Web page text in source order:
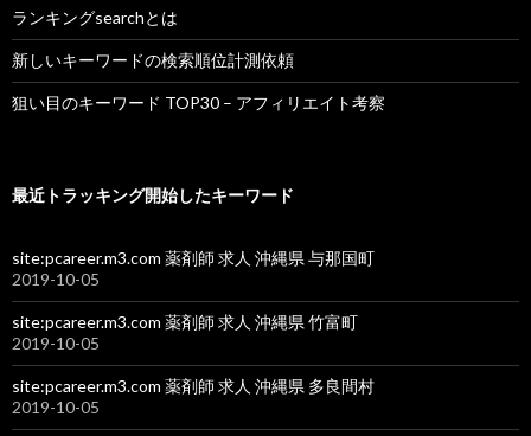
ランキングsearchとは
新しいキーワードの検索順位計測依頼
狙い目のキーワード TOP30 – アフィリエイト考察
最近トラッキング開始したキーワード
site:pcareer.m3.com 薬剤師 求人 沖縄県 与那国町
2019-10-05
site:pcareer.m3.com 薬剤師 求人 沖縄県 竹富町
2019-10-05
site:pcareer.m3.com 薬剤師 求人 沖縄県 多良間村
2019-10-05